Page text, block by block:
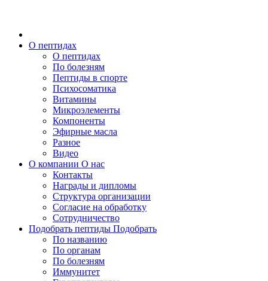
О пептидах
О пептидах
По болезням
Пептиды в спорте
Психосоматика
Витамины
Микроэлементы
Компоненты
Эфирные масла
Разное
Видео
О компании О нас
Контакты
Награды и дипломы
Структура организации
Согласие на обработку
Сотрудничество
Подобрать пептиды Подобрать
По названию
По органам
По болезням
Иммунитет